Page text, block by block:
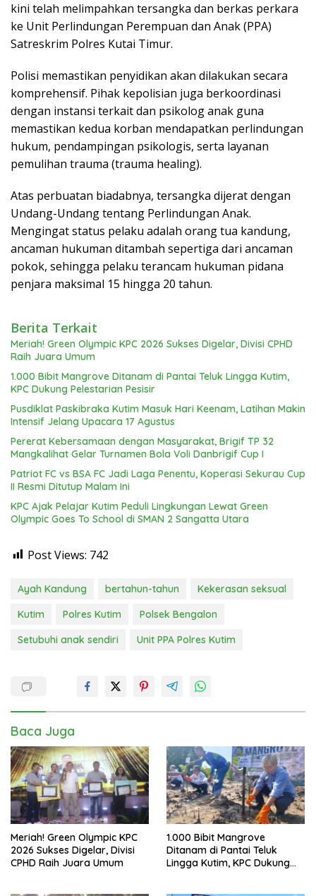
kini telah melimpahkan tersangka dan berkas perkara
ke Unit Perlindungan Perempuan dan Anak (PPA)
Satreskrim Polres Kutai Timur.
​Polisi memastikan penyidikan akan dilakukan secara
komprehensif. Pihak kepolisian juga berkoordinasi
dengan instansi terkait dan psikolog anak guna
memastikan kedua korban mendapatkan perlindungan
hukum, pendampingan psikologis, serta layanan
pemulihan trauma (trauma healing).
​Atas perbuatan biadabnya, tersangka dijerat dengan
Undang-Undang tentang Perlindungan Anak.
Mengingat status pelaku adalah orang tua kandung,
ancaman hukuman ditambah sepertiga dari ancaman
pokok, sehingga pelaku terancam hukuman pidana
penjara maksimal 15 hingga 20 tahun.
Berita Terkait
Meriah! Green Olympic KPC 2026 Sukses Digelar, Divisi CPHD
Raih Juara Umum
1.000 Bibit Mangrove Ditanam di Pantai Teluk Lingga Kutim,
KPC Dukung Pelestarian Pesisir
Pusdiklat Paskibraka Kutim Masuk Hari Keenam, Latihan Makin
Intensif Jelang Upacara 17 Agustus
Pererat Kebersamaan dengan Masyarakat, Brigif TP 32
Mangkalihat Gelar Turnamen Bola Voli Danbrigif Cup I
Patriot FC vs BSA FC Jadi Laga Penentu, Koperasi Sekurau Cup
II Resmi Ditutup Malam Ini
KPC Ajak Pelajar Kutim Peduli Lingkungan Lewat Green
Olympic Goes To School di SMAN 2 Sangatta Utara
Post Views: 742
Ayah Kandung bertahun-tahun
Kekerasan seksual
Kutim
Polres Kutim
Polsek Bengalon
Setubuhi anak sendiri
Unit PPA Polres Kutim
Baca Juga
Meriah! Green Olympic KPC
2026 Sukses Digelar, Divisi
CPHD Raih Juara Umum
1.000 Bibit Mangrove
Ditanam di Pantai Teluk
Lingga Kutim, KPC Dukung